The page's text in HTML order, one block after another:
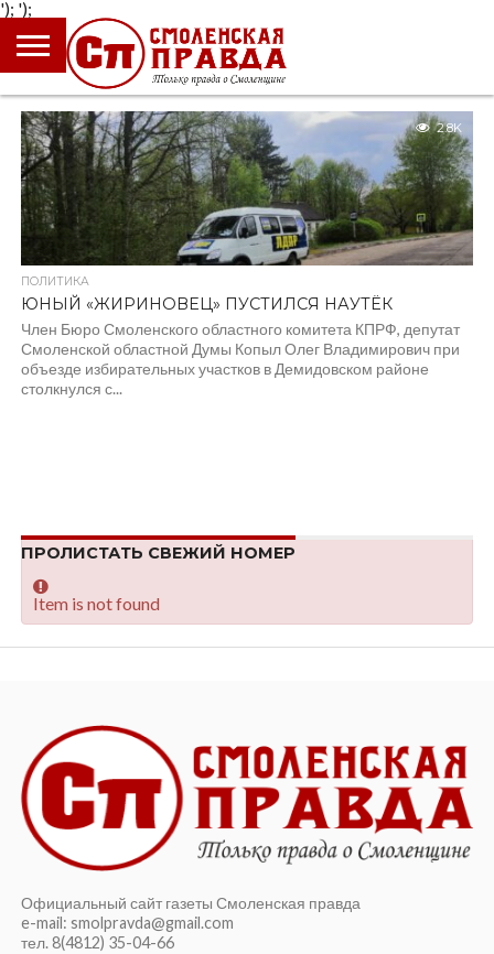
');
ГЛАВНАЯ
НОВОСТИ
ПРОИСШЕСТВИЯ
ПОЛИТИКА
КУЛЬТУРА
ЭКОНОМИКА
ОБЩЕСТВО
БЛОГИ
2.8K
ПОЛИТИКА
ЮНЫЙ «ЖИРИНОВЕЦ» ПУСТИЛСЯ НАУТЁК
Член Бюро Смоленского областного комитета КПРФ, депутат
Смоленской областной Думы Копыл Олег Владимирович при
объезде избирательных участков в Демидовском районе
столкнулся с...
ПРОЛИСТАТЬ СВЕЖИЙ НОМЕР
Item is not found
Официальный сайт газеты Смоленская правда
e-mail: smolpravda@gmail.com
тел. 8(4812) 35-04-66
');